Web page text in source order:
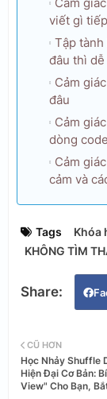
viết gì
Tập
đâu thì
Cảm
đâu
Cảm
dòng
Cảm
cảm và
Tags
Khóa
KHÔNG TÌM
CŨ HƠN
Học Nhảy Shuffle
Hiện Đại Cơ Bản:
View" Cho Bạn,